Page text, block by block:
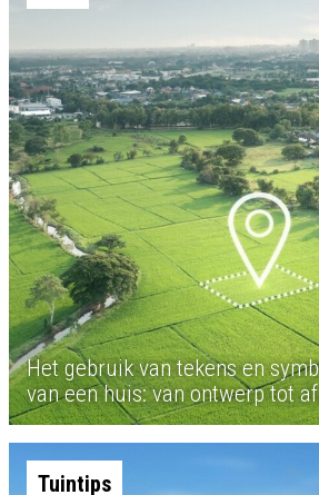
Het gebruik van tekens en
van een huis: van ontwerp tot
Tuintips